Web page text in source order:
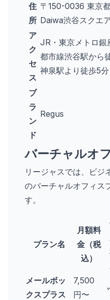
住
所
〒150-0036 東京
Daiwa渋谷スクエ
ア
ク
セ
ス
JR・東京メトロ銀
都市線渋谷駅から
神泉駅より徒歩5分
ブ
ラ
ン
ド
Regus
バーチャルオ
リージャスでは、ビジ
のバーチャルオフィス
す。
プラン名
月額料
金（税
込）
メールボッ
クスプラス
7,500
円〜